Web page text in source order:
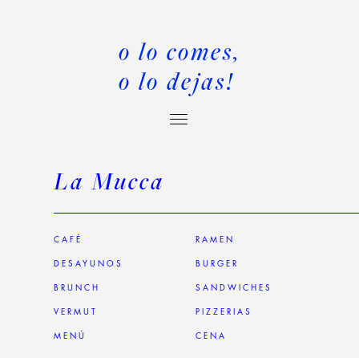
o lo comes,
o lo dejas!
La Mucca
CAFÉ
DESAYUNOS
BRUNCH
VERMUT
MENÚ
RAMEN
BURGER
SANDWICHES
PIZZERIAS
CENA